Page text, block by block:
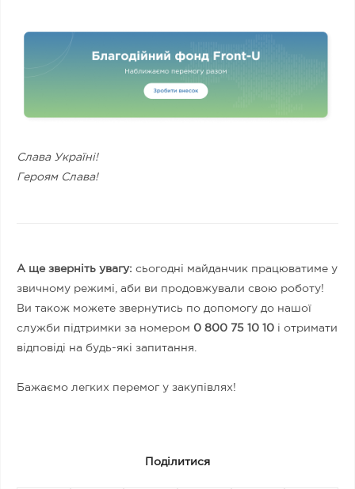
Слава Україні!
Героям Слава!
А ще зверніть увагу: сьогодні майданчик працюватиме у
звичному режимі, аби ви продовжували свою роботу!
Ви також можете звернутись по допомогу до нашої
служби підтримки за номером 0 800 75 10 10 і отримати
відповіді на будь-які запитання.
Бажаємо легких перемог у закупівлях!
Поділитися